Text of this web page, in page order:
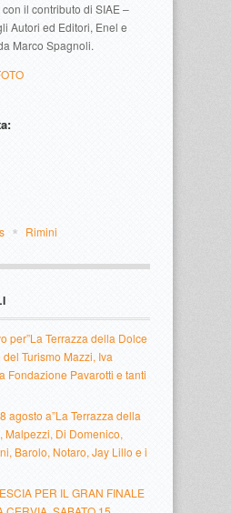
il contributo di SIAE –
Autori ed Editori, Enel e
Marco Spagnoli.
Rimini
per”La Terrazza della Dolce
Turismo Mazzi, Iva
Fondazione Pavarotti e tanti
agosto a”La Terrazza della
Malpezzi, Di Domenico,
Barolo, Notaro, Jay Lillo e i
PER IL GRAN FINALE